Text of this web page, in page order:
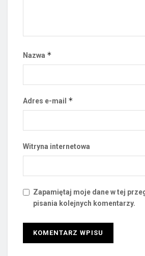
Nazwa *
Adres e-mail *
Witryna internetowa
Zapamiętaj moje dane w tej
pisania kolejnych komentarzy.